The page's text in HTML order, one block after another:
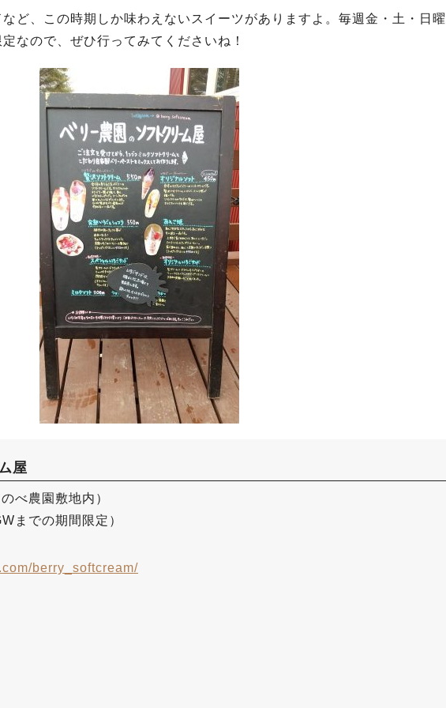
ど、この時期しか味わえないスイーツがありますよ。毎週金・土・日
なので、ぜひ行ってみてくださいね！
屋
べ農園敷地内）
までの期間限定）
berry_softcream/